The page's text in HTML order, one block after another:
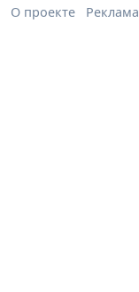
О проекте Реклама